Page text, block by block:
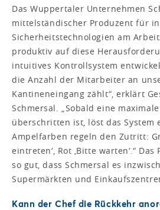
Das Wuppertaler Unternehmen
mittelständischer Produzent für
Sicherheitstechnologien am
produktiv auf diese
intuitives Kontrollsystem
die Anzahl der Mitarbeiter an
Kantineneingang zählt“, erklärt
Schmersal. „Sobald eine
überschritten ist, löst das System
Ampelfarben regeln den Zutritt:
eintreten‘, Rot ,Bitte warten‘.“
so gut, dass Schmersal es
Supermärkten und
Kann der Chef die Rückkehr